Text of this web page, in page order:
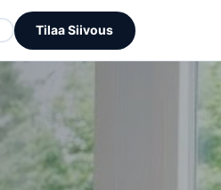
Tilaa Siivous